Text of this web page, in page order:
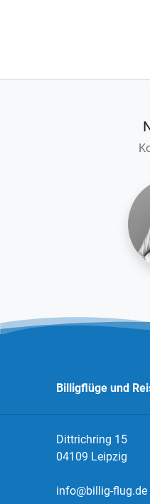
Billigflüge und
Dittrichring 15
04109 Leipzig
info@billig-flug.de